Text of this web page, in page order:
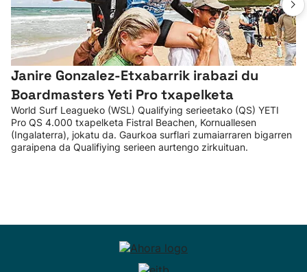
Janire Gonzalez-Etxabarrik irabazi du
Boardmasters Yeti Pro txapelketa
World Surf Leagueko (WSL) Qualifying serieetako (QS) YETI
Pro QS 4.000 txapelketa Fistral Beachen, Kornuallesen
(Ingalaterra), jokatu da. Gaurkoa surflari zumaiarraren bigarren
garaipena da Qualifiying serieen aurtengo zirkuituan.